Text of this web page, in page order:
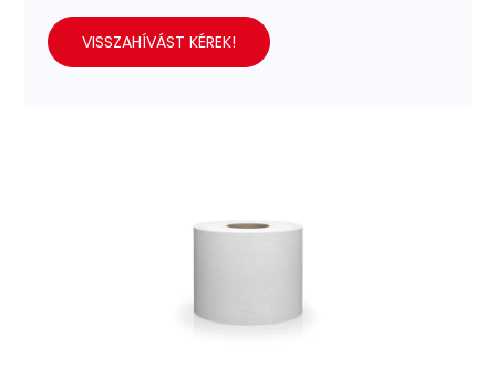
VISSZAHÍVÁST KÉREK!